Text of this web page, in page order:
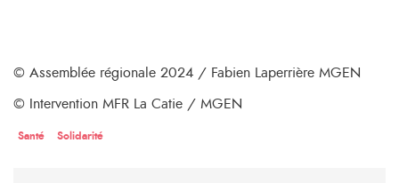
© Assemblée régionale 2024 / Fabien Laperrière MGEN
© Intervention MFR La Catie / MGEN
Santé Solidarité